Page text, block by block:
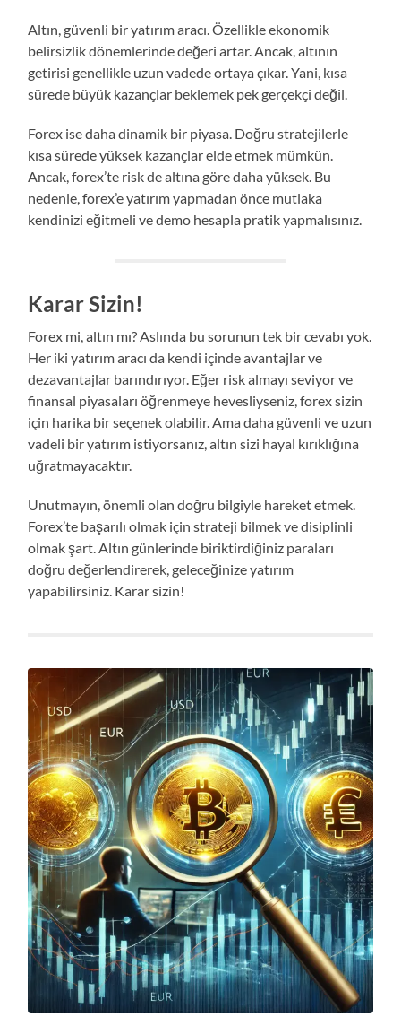
Altın, güvenli bir yatırım aracı. Özellikle ekonomik
belirsizlik dönemlerinde değeri artar. Ancak, altının
getirisi genellikle uzun vadede ortaya çıkar. Yani, kısa
sürede büyük kazançlar beklemek pek gerçekçi değil.
Forex ise daha dinamik bir piyasa. Doğru stratejilerle
kısa sürede yüksek kazançlar elde etmek mümkün.
Ancak, forex’te risk de altına göre daha yüksek. Bu
nedenle, forex’e yatırım yapmadan önce mutlaka
kendinizi eğitmeli ve demo hesapla pratik yapmalısınız.
Karar Sizin!
Forex mi, altın mı? Aslında bu sorunun tek bir cevabı yok.
Her iki yatırım aracı da kendi içinde avantajlar ve
dezavantajlar barındırıyor. Eğer risk almayı seviyor ve
finansal piyasaları öğrenmeye hevesliyseniz, forex sizin
için harika bir seçenek olabilir. Ama daha güvenli ve uzun
vadeli bir yatırım istiyorsanız, altın sizi hayal kırıklığına
uğratmayacaktır.
Unutmayın, önemli olan doğru bilgiyle hareket etmek.
Forex’te başarılı olmak için strateji bilmek ve disiplinli
olmak şart. Altın günlerinde biriktirdiğiniz paraları
doğru değerlendirerek, geleceğinize yatırım
yapabilirsiniz. Karar sizin!